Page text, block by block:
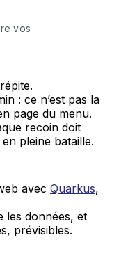
vos
: ce n’est pas la
page du menu.
recoin doit
pleine bataille.
avec Quarkus,
les données, et
prévisibles.